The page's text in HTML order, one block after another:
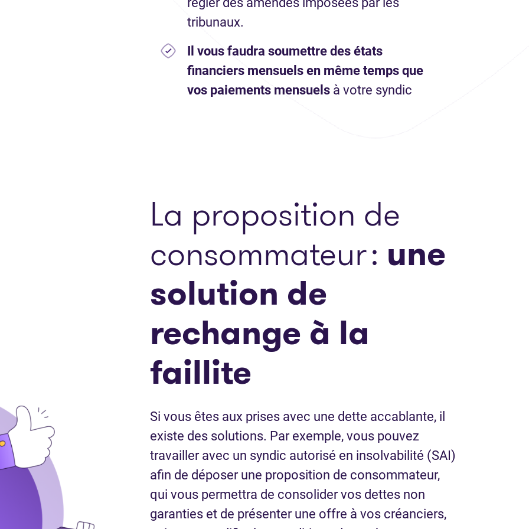
tribunaux.
Il vous faudra soumettre des états
financiers mensuels en même temps que
vos paiements mensuels à votre syndic
La proposition de
consommateur : une
solution de
rechange à la
faillite
Si vous êtes aux prises avec une dette accablante, il
existe des solutions. Par exemple, vous pouvez
travailler avec un syndic autorisé en insolvabilité (SAI)
afin de déposer une proposition de consommateur,
qui vous permettra de consolider vos dettes non
garanties et de présenter une offre à vos créanciers,